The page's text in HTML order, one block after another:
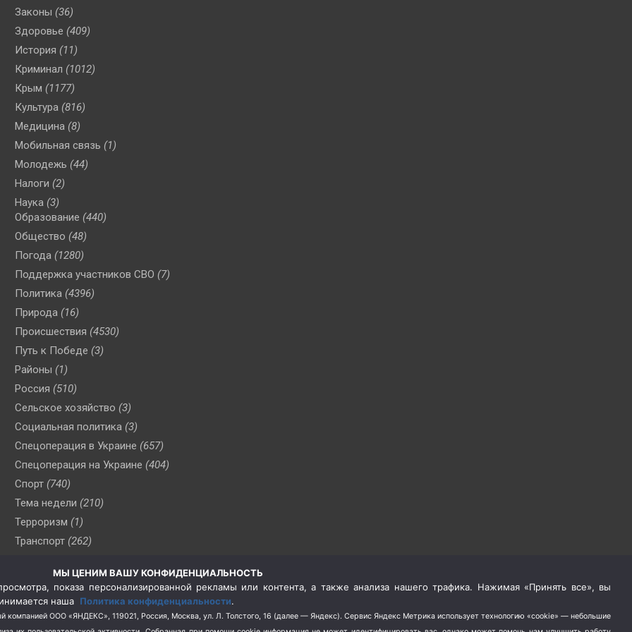
Законы (36)
Здоровье (409)
История (11)
Криминал (1012)
Крым (1177)
Культура (816)
Медицина (8)
Мобильная связь (1)
Молодежь (44)
Налоги (2)
Наука (3)
Образование (440)
Общество (48)
Погода (1280)
Поддержка участников СВО (7)
Политика (4396)
Природа (16)
Происшествия (4530)
Путь к Победе (3)
Районы (1)
Россия (510)
Сельское хозяйство (3)
Социальная политика (3)
Спецоперация в Украине (657)
Спецоперация на Украине (404)
Спорт (740)
Тема недели (210)
Терроризм (1)
Транспорт (262)
(76)
Цены (2)
Школа и спорт (2)
МЫ ЦЕНИМ ВАШУ КОНФИДЕНЦИАЛЬНОСТЬ
показа персонализированной рекламы или контента, а также анализа нашего трафика. Нажимая «Принять все», вы
наша Политика конфиденциальности.
компанией ООО «ЯНДЕКС», 119021, Россия, Москва, ул. Л. Толстого, 16 (далее — Яндекс). Сервис Яндекс Метрика использует технологию «cookie» — небольшие